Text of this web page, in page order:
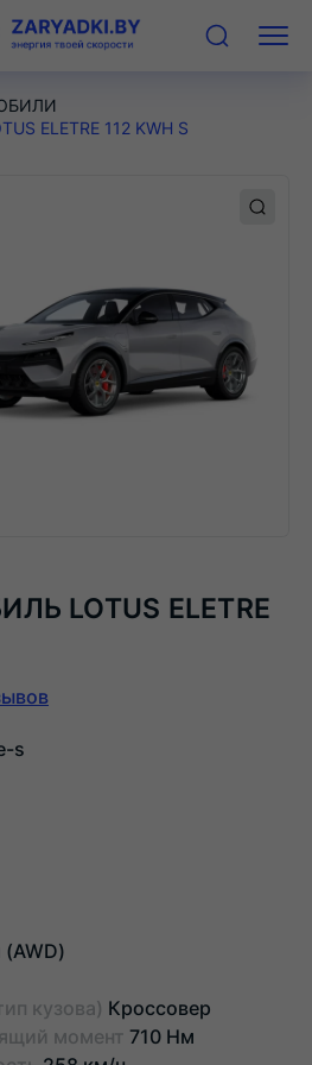
На
главную
Меню
ELETRE 112 KWH S
LOTUS ELETRE
s
кузова) Кроссовер
момент 710 Нм
слайд